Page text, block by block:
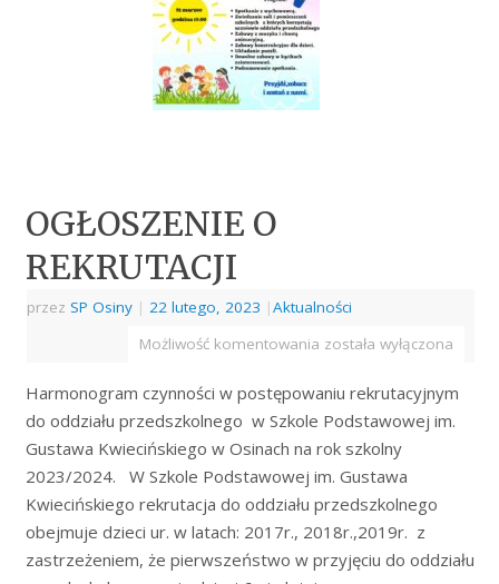
OGŁOSZENIE O
REKRUTACJI
przez SP Osiny | 22 lutego, 2023 |Aktualności
Możliwość komentowania została wyłączona
Harmonogram czynności w postępowaniu rekrutacyjnym
do oddziału przedszkolnego w Szkole Podstawowej im.
Gustawa Kwiecińskiego w Osinach na rok szkolny
2023/2024. W Szkole Podstawowej im. Gustawa
Kwiecińskiego rekrutacja do oddziału przedszkolnego
obejmuje dzieci ur. w latach: 2017r., 2018r.,2019r. z
zastrzeżeniem, że pierwszeństwo w przyjęciu do oddziału